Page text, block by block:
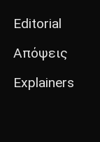
Editorial
Απόψεις
Explainers